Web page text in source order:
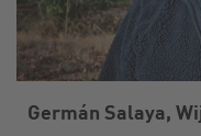
Germán Salaya,